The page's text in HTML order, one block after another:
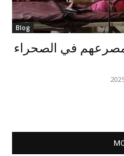
Blog
يلقون مصرعهم في الصحراء